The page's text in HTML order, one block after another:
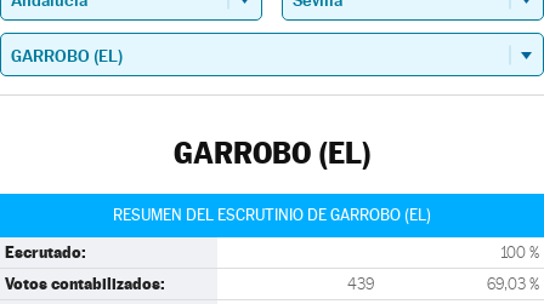
GARROBO (EL)
RESUMEN DEL ESCRUTINIO DE GARROBO (EL)
Escrutado: 100 %
Votos contabilizados: 439 69,03 %